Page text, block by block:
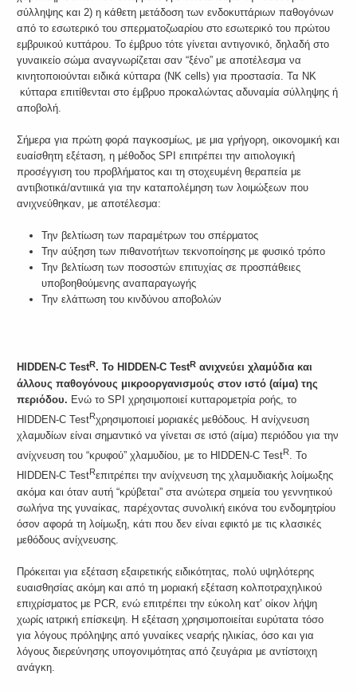
σύλληψης και 2) η κάθετη μετάδοση των ενδοκυττάριων παθογόνων
από το εσωτερικό του σπερματοζωαρίου στο εσωτερικό του πρώτου
εμβρυικού κυττάρου. Το έμβρυο τότε γίνεται αντιγονικό, δηλαδή στο
γυναικείο σώμα αναγνωρίζεται σαν “ξένο” με αποτέλεσμα να
κινητοποιούνται ειδικά κύτταρα (NK cells) για προστασία. Τα NK
κύτταρα επιτίθενται στο έμβρυο προκαλώντας αδυναμία σύλληψης ή
αποβολή.
Σήμερα για πρώτη φορά παγκοσμίως, με μια γρήγορη, οικονομική και
ευαίσθητη εξέταση, η μέθοδος SPI επιτρέπει την αιτιολογική
προσέγγιση του προβλήματος και τη στοχευμένη θεραπεία με
αντιβιοτικά/αντιιικά για την καταπολέμηση των λοιμώξεων που
ανιχνεύθηκαν, με αποτέλεσμα:
Την βελτίωση των παραμέτρων του σπέρματος
Την αύξηση των πιθανοτήτων τεκνοποίησης με φυσικό τρόπο
Την βελτίωση των ποσοστών επιτυχίας σε προσπάθειες
υποβοηθούμενης αναπαραγωγής
Την ελάττωση του κινδύνου αποβολών
HIDDEN-CTestR. Το HIDDEN-CTestR ανιχνεύει χλαμύδια και
άλλους παθογόνους μικροοργανισμούς στον ιστό (αίμα) της
περιόδου. Ενώ το SPI χρησιμοποιεί κυτταρομετρία ροής, το
HIDDEN-C TestRχρησιμοποιεί μοριακές μεθόδους. Η ανίχνευση
χλαμυδίων είναι σημαντικό να γίνεται σε ιστό (αίμα) περιόδου για την
ανίχνευση του “κρυφού” χλαμυδίου, με το HIDDEN-C TestR. Το
HIDDEN-C TestRεπιτρέπει την ανίχνευση της χλαμυδιακής λοίμωξης
ακόμα και όταν αυτή “κρύβεται” στα ανώτερα σημεία του γεννητικού
σωλήνα της γυναίκας, παρέχοντας συνολική εικόνα του ενδομητρίου
όσον αφορά τη λοίμωξη, κάτι που δεν είναι εφικτό με τις κλασικές
μεθόδους ανίχνευσης.
Πρόκειται για εξέταση εξαιρετικής ειδικότητας, πολύ υψηλότερης
ευαισθησίας ακόμη και από τη μοριακή εξέταση κολποτραχηλικού
επιχρίσματος με PCR, ενώ επιτρέπει την εύκολη κατ’ οίκον λήψη
χωρίς ιατρική επίσκεψη. Η εξέταση χρησιμοποιείται ευρύτατα τόσο
για λόγους πρόληψης από γυναίκες νεαρής ηλικίας, όσο και για
λόγους διερεύνησης υπογονιμότητας από ζευγάρια με αντίστοιχη
ανάγκη.